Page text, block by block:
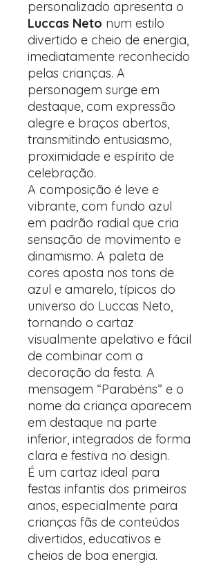
personalizado apresenta o
Luccas Neto num estilo
divertido e cheio de energia,
imediatamente reconhecido
pelas crianças. A
personagem surge em
destaque, com expressão
alegre e braços abertos,
transmitindo entusiasmo,
proximidade e espírito de
celebração.
A composição é leve e
vibrante, com fundo azul
em padrão radial que cria
sensação de movimento e
dinamismo. A paleta de
cores aposta nos tons de
azul e amarelo, típicos do
universo do Luccas Neto,
tornando o cartaz
visualmente apelativo e fácil
de combinar com a
decoração da festa. A
mensagem “Parabéns” e o
nome da criança aparecem
em destaque na parte
inferior, integrados de forma
clara e festiva no design.
É um cartaz ideal para
festas infantis dos primeiros
anos, especialmente para
crianças fãs de conteúdos
divertidos, educativos e
cheios de boa energia.